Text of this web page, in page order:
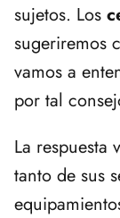
sujetos. Los
sugeriremos
vamos a
por tal
La respuesta
tanto de sus